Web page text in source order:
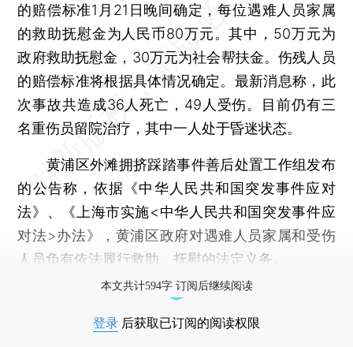
的赔偿标准1月21日晚间确定，每位遇难人员家属
的救助抚慰金为人民币80万元。其中，50万元为
政府救助抚慰金，30万元为社会帮扶金。伤残人员
的赔偿标准将根据具体情况确定。最新消息称，此
次事故共造成36人死亡，49人受伤。目前仍有三
名重伤员留院治疗，其中一人处于昏迷状态。
黄浦区外滩拥挤踩踏事件善后处置工作组发布
的公告称，依据《中华人民共和国突发事件应对
法》、《上海市实施<中华人民共和国突发事件应
对法>办法》，黄浦区政府对遇难人员家属和受伤
人员负有依法履行救助、抚慰的法定义务。
本文共计594字 订阅后继续阅读
登录 后获取已订阅的阅读权限